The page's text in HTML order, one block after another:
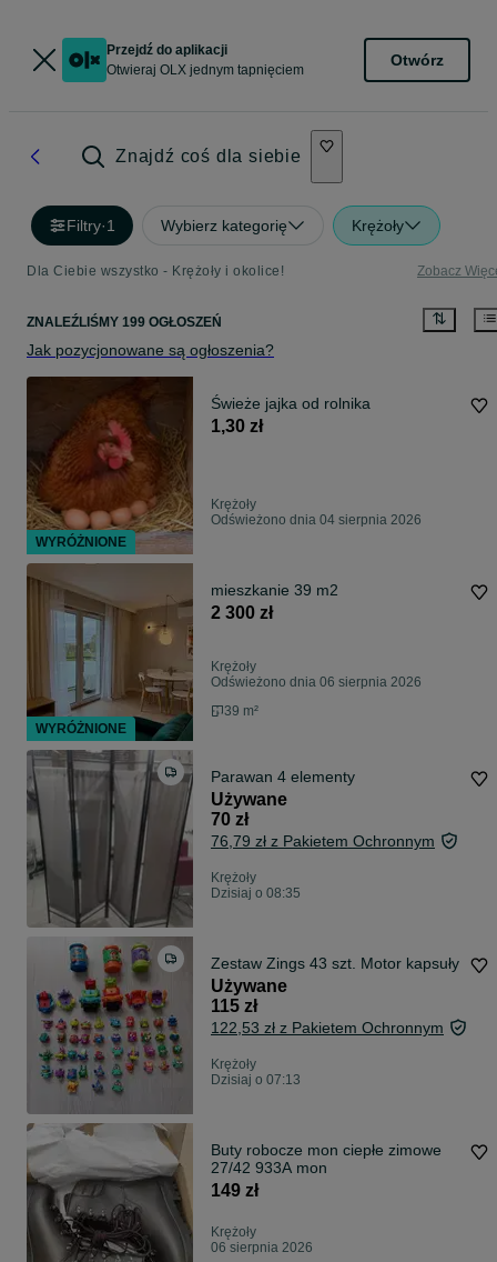
Przejdź do aplikacji
Otwieraj OLX jednym tapnięciem
Otwórz
Znajdź coś dla siebie
Filtry·1 Wybierz kategorię Krężoły
Dla Ciebie wszystko - Krężoły i okolice! Zobacz
ZNALEŹLIŚMY 199 OGŁOSZEŃ
Jak pozycjonowane są ogłoszenia?
Świeże jajka od rolnika
1,30 zł
Krężoły
Odświeżono dnia 04 sierpnia 2026
mieszkanie 39 m2
2 300 zł
Krężoły
Odświeżono dnia 06 sierpnia 2026
39 m²
Parawan 4 elementy
Używane
70 zł
76,79 zł z Pakietem Ochronnym
Krężoły
Dzisiaj o 08:35
Zestaw Zings 43 szt. Motor kapsuły
Używane
115 zł
122,53 zł z Pakietem Ochronnym
Krężoły
Dzisiaj o 07:13
Buty robocze mon ciepłe zimowe
27/42 933A mon
149 zł
Krężoły
06 sierpnia 2026
WYRÓŻNIONE
WYRÓŻNIONE